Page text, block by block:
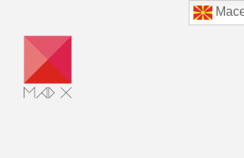
content